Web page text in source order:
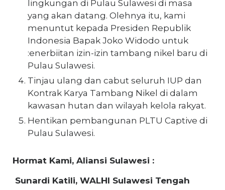
lingkungan di Pulau Sulawesi di masa
yang akan datang. Olehnya itu, kami
menuntut kepada Presiden Republik
Indonesia Bapak Joko Widodo untuk
:enerbiitan izin-izin tambang nikel baru di
Pulau Sulawesi.
Tinjau ulang dan cabut seluruh IUP dan
Kontrak Karya Tambang Nikel di dalam
kawasan hutan dan wilayah kelola rakyat.
Hentikan pembangunan PLTU Captive di
Pulau Sulawesi.
Hormat Kami, Aliansi Sulawesi :
Sunardi Katili, WALHI Sulawesi Tengah